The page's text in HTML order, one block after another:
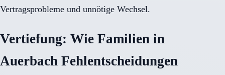
Vertragsprobleme und unnötige Wechsel.
Vertiefung: Wie Familien in
Auerbach Fehlentscheidungen